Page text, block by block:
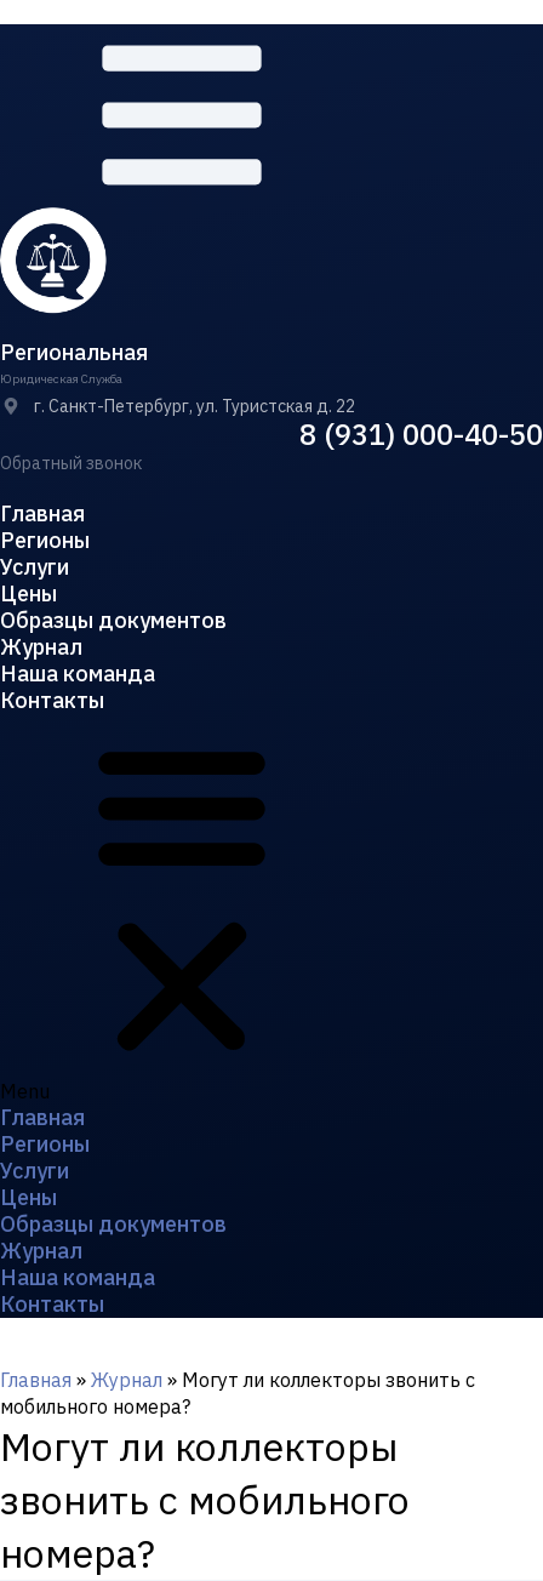
Региональная
Юридическая Служба
г. Санкт-Петербург, ул. Туристская д. 22
8 (931) 000-40-50
Обратный звонок
Главная
Регионы
Услуги
Цены
Образцы документов
Журнал
Наша команда
Контакты
Menu
Главная
Регионы
Услуги
Цены
Образцы документов
Журнал
Наша команда
Контакты
Главная » Журнал » Могут ли коллекторы звонить с
мобильного номера?
Могут ли коллекторы
звонить с мобильного
номера?